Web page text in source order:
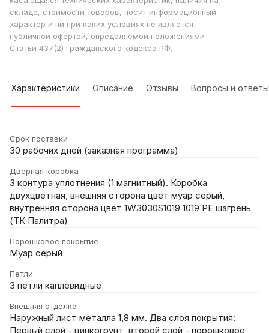
складе, стоимости товаров, носит информационный
характер и ни при каких условиях не является
публичной офертой, определяемой положениями
Статьи 437(2) Гражданского кодекса РФ.
Характеристики Описание Отзывы Вопросы и ответы
Срок поставки
30 рабочих дней (заказная программа)
Дверная коробка
3 контура уплотнения (1 магнитный). Коробка
двухцветная, внешняя сторона цвет муар серый,
внутренняя сторона цвет 1W3030S1019 1019 PE шагрень
(ТК Палитра)
Порошковое покрытие
Муар серый
Петли
3 петли каплевидные
Внешняя отделка
Наружный лист металла 1,8 мм. Два слоя покрытия: